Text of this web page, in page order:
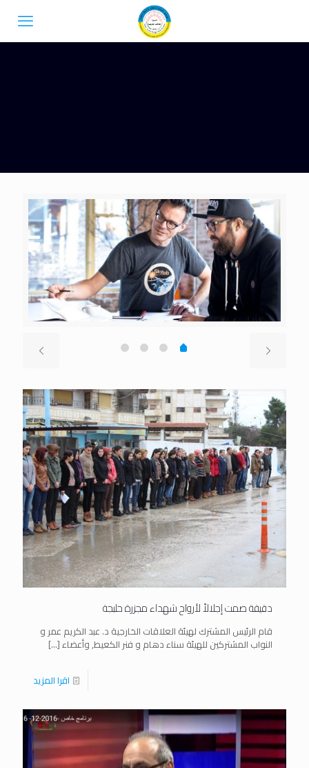
دقيقة صمت إجلالاً لأرواح شهداء مجزرة حلبجة
قام الرئيس المشترك لهيئة العلاقات الخارجية د. عبد الكريم عمر و
النواب المشتركين للهيئة سناء دهام و فنر الكعيط, وأعضاء[…]
اقرا المزيد